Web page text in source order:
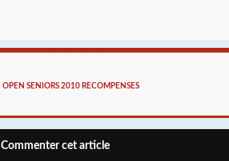
OPEN SENIORS 2010 RECOMPENSES
Commenter cet article